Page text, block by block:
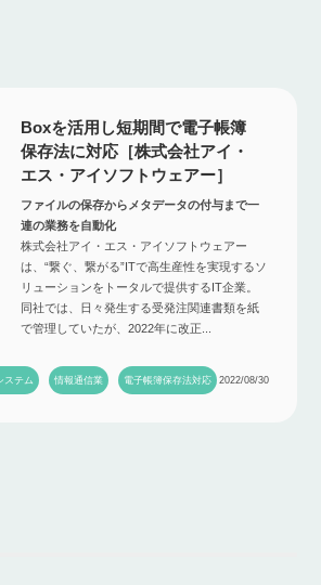
Boxを活用し短期間で電子帳簿
保存法に対応［株式会社アイ・
エス・アイソフトウェアー］
ファイルの保存からメタデータの付与まで一
連の業務を自動化
株式会社アイ・エス・アイソフトウェアー
は、“繋ぐ、繋がる”ITで高生産性を実現するソ
リューションをトータルで提供するIT企業。
同社では、日々発生する受発注関連書類を紙
で管理していたが、2022年に改正...
ステム 情報通信業 電子帳簿保存法対応 2022/08/30